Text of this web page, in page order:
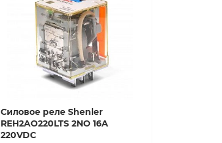
Силовое реле Shenler
REH2AO220LTS 2NO 16A
220VDC